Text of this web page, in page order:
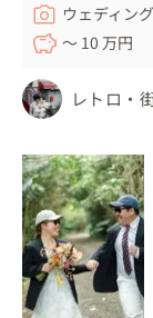
ウェディン
〜 10 万円
レトロ・